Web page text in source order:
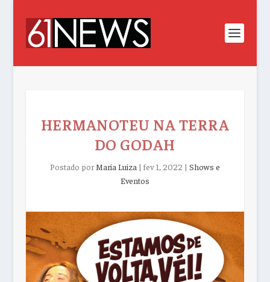
HERMANOTEU NA TERRA
DO GODAH
Postado por Maria Luiza | fev 1, 2022 | Shows e
Eventos